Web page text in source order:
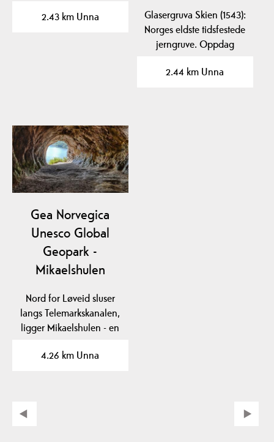
2.43 km Unna
Glasergruva Skien (1543):
Norges eldste tidsfestede
jerngruve. Oppdag
2.44 km Unna
Gea Norvegica
Unesco Global
Geopark -
Mikaelshulen
Nord for Løveid sluser
langs Telemarkskanalen,
ligger Mikaelshulen - en
4.26 km Unna